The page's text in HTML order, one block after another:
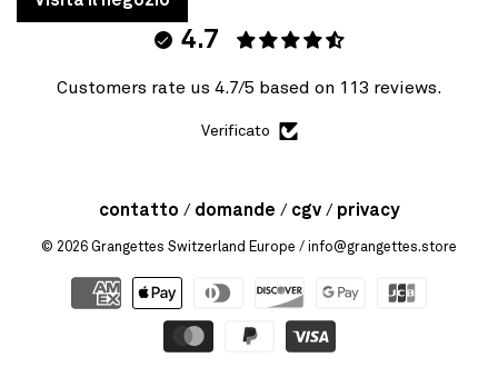
4.7
Customers rate us 4.7/5 based on 113 reviews.
Verificato
contatto domande cgv privacy
© 2026 Grangettes Switzerland Europe / info@grangettes.store